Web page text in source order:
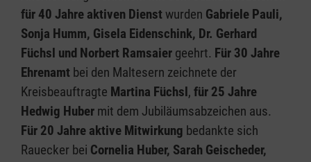
für 40 Jahre aktiven Dienstwurden Gabriele Pauli,
Sonja Humm, Gisela Eidenschink, Dr. Gerhard
Füchsl und Norbert Ramsaier geehrt. Für 30 Jahre
Ehrenamt bei den Maltesern zeichnete der
Kreisbeauftragte Martina Füchsl, für 25 Jahre
Hedwig Huber mit dem Jubiläumsabzeichen aus.
Für 20 Jahre aktive Mitwirkung bedankte sich
Rauecker bei Cornelia Huber, Sarah Geischeder,